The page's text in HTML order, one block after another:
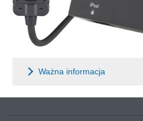
Ważna informacja